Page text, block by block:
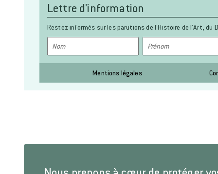
Lettre d'information
Restez informés sur les parutions de l’Histoire de l’Art, du
Mentions légales